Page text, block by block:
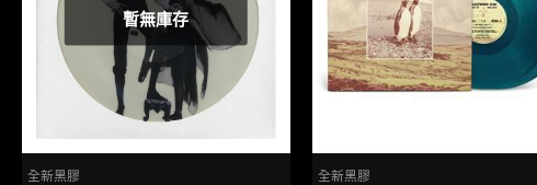
暫無庫存
全新黑膠 全新黑膠